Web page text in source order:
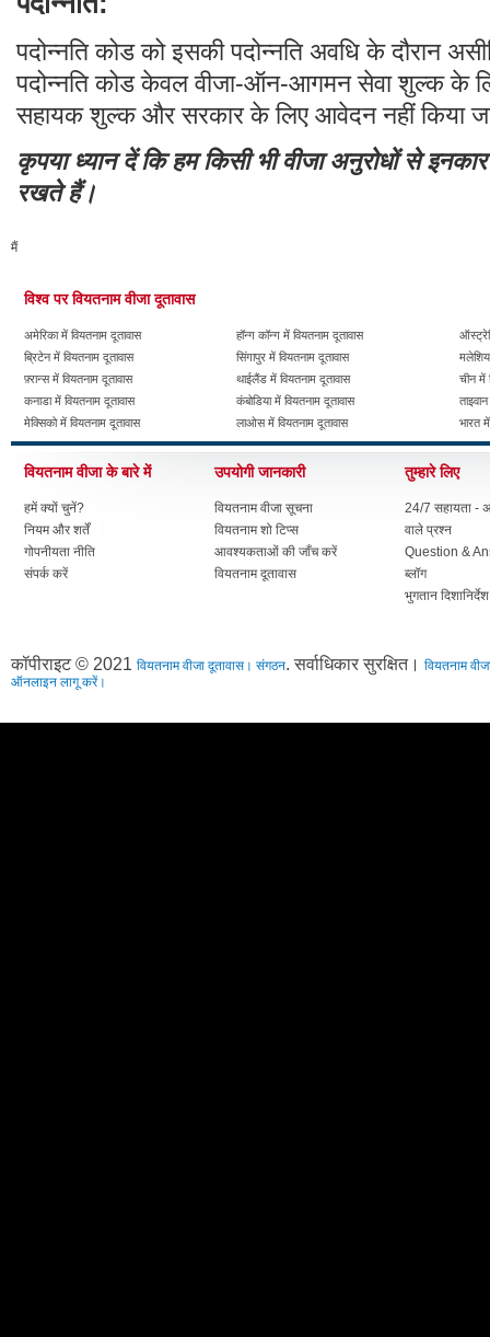
पदोन्नति कोड को इसकी पदोन्नति अवधि के दौरान
पदोन्नति कोड केवल वीजा-ऑन-आगमन सेवा शुल्क के
सहायक शुल्क और सरकार के लिए आवेदन नहीं किया
कृपया ध्यान दें कि हम किसी भी वीजा अनुरोधों से
रखते हैं।
मैं
विश्व पर वियतनाम वीजा दूतावास
अमेरिका में वियतनाम दूतावास
ब्रिटेन में वियतनाम दूतावास
फ़्रान्स में वियतनाम दूतावास
कनाडा में वियतनाम दूतावास
मेक्सिको में वियतनाम दूतावास
हॉन्ग कॉन्ग में वियतनाम दूतावास
सिंगापुर में वियतनाम दूतावास
थाईलैंड में वियतनाम दूतावास
कंबोडिया में वियतनाम दूतावास
लाओस में वियतनाम दूतावास
चीन में
भारत
वियतनाम वीजा के बारे में
हमें क्यों चुनें?
नियम और शर्तें
गोपनीयता नीति
संपर्क करें
उपयोगी जानकारी
वियतनाम वीजा सूचना
वियतनाम शो टिप्स
आवश्यकताओं की जाँच करें
वियतनाम दूतावास
तुम्हारे लिए
24/7 सहायता -
वाले प्रश्न
Question &
ब्लॉग
भुगतान दिशानिर्देश
कॉपीराइट © 2021 वियतनाम वीजा दूतावास। संगठन. सर्वाधिकार सुरक्षित। वियतनाम
ऑनलाइन लागू करें।